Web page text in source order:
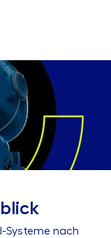
Systeme nach